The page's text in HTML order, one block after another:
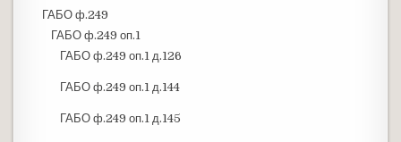
ГАБО ф.249
ГАБО ф.249 оп.1
ГАБО ф.249 оп.1 д.126
ГАБО ф.249 оп.1 д.144
ГАБО ф.249 оп.1 д.145